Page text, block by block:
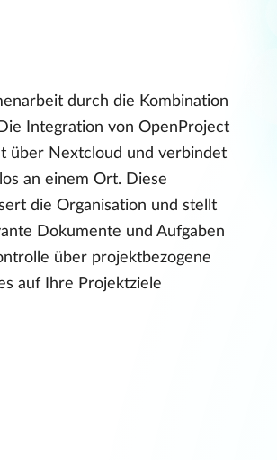
durch die Kombination
Integration von OpenProject
über Nextcloud und verbindet
an einem Ort. Diese
die Organisation und stellt
Dokumente und Aufgaben
über projektbezogene
auf Ihre Projektziele